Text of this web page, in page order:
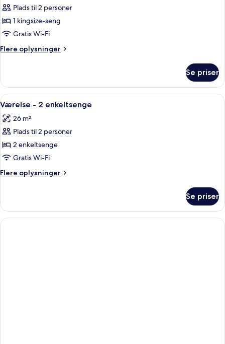
af
Værelse
-
1
kingsize-
Plads til 2 personer
1 kingsize-seng
Gratis Wi-Fi
Flere oplysninger
Flere
-
kingsize-
Se priser
Indlæs
alle
billeder
af
Værelse
-
2
enkeltsenge
Et hotelværelse med to senge, et
2
Værelse - 2 enkeltsenge
26 m²
Plads til 2 personer
2 enkeltsenge
Gratis Wi-Fi
Flere oplysninger
Flere
-
enkeltsenge
Se priser